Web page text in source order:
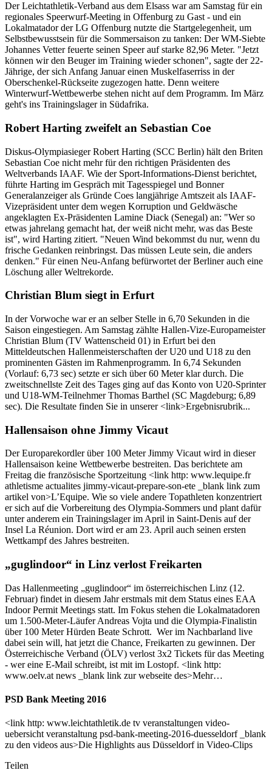
Der Leichtathletik-Verband aus dem Elsass war am Samstag für ein
regionales Speerwurf-Meeting in Offenburg zu Gast - und ein
Lokalmatador der LG Offenburg nutzte die Startgelegenheit, um
Selbstbewusstsein für die Sommersaison zu tanken: Der WM-Siebte
Johannes Vetter feuerte seinen Speer auf starke 82,96 Meter. "Jetzt
können wir den Beuger im Training wieder schonen", sagte der 22-
Jährige, der sich Anfang Januar einen Muskelfaserriss in der
Oberschenkel-Rückseite zugezogen hatte. Denn weitere
Winterwurf-Wettbewerbe stehen nicht auf dem Programm. Im März
geht's ins Trainingslager in Südafrika.
Robert Harting zweifelt an Sebastian Coe
Diskus-Olympiasieger Robert Harting (SCC Berlin) hält den Briten
Sebastian Coe nicht mehr für den richtigen Präsidenten des
Weltverbands IAAF. Wie der Sport-Informations-Dienst berichtet,
führte Harting im Gespräch mit Tagesspiegel und Bonner
Generalanzeiger als Gründe Coes langjährige Amtszeit als IAAF-
Vizepräsident unter dem wegen Korruption und Geldwäsche
angeklagten Ex-Präsidenten Lamine Diack (Senegal) an: "Wer so
etwas jahrelang gemacht hat, der weiß nicht mehr, was das Beste
ist", wird Harting zitiert. "Neuen Wind bekommst du nur, wenn du
frische Gedanken reinbringst. Das müssen Leute sein, die anders
denken." Für einen Neu-Anfang befürwortet der Berliner auch eine
Löschung aller Weltrekorde.
Christian Blum siegt in Erfurt
In der Vorwoche war er an selber Stelle in 6,70 Sekunden in die
Saison eingestiegen. Am Samstag zählte Hallen-Vize-Europameister
Christian Blum (TV Wattenscheid 01) in Erfurt bei den
Mitteldeutschen Hallenmeisterschaften der U20 und U18 zu den
prominenten Gästen im Rahmenprogramm. In 6,74 Sekunden
(Vorlauf: 6,73 sec) setzte er sich über 60 Meter klar durch. Die
zweitschnellste Zeit des Tages ging auf das Konto von U20-Sprinter
und U18-WM-Teilnehmer Thomas Barthel (SC Magdeburg; 6,89
sec). Die Resultate finden Sie in unserer <link>Ergebnisrubrik...
Hallensaison ohne Jimmy Vicaut
Der Europarekordler über 100 Meter Jimmy Vicaut wird in dieser
Hallensaison keine Wettbewerbe bestreiten. Das berichtete am
Freitag die französische Sportzeitung <link http: www.lequipe.fr
athletisme actualites jimmy-vicaut-prepare-son-ete _blank link zum
artikel von>L’Equipe. Wie so viele andere Topathleten konzentriert
er sich auf die Vorbereitung des Olympia-Sommers und plant dafür
unter anderem ein Trainingslager im April in Saint-Denis auf der
Insel La Réunion. Dort wird er am 23. April auch seinen ersten
Wettkampf des Jahres bestreiten.
„guglindoor“ in Linz verlost Freikarten
Das Hallenmeeting „guglindoor“ im österreichischen Linz (12.
Februar) findet in diesem Jahr erstmals mit dem Status eines EAA
Indoor Permit Meetings statt. Im Fokus stehen die Lokalmatadoren
um 1.500-Meter-Läufer Andreas Vojta und die Olympia-Finalistin
über 100 Meter Hürden Beate Schrott. Wer im Nachbarland live
dabei sein will, hat jetzt die Chance, Freikarten zu gewinnen. Der
Österreichische Verband (ÖLV) verlost 3x2 Tickets für das Meeting
- wer eine E-Mail schreibt, ist mit im Lostopf. <link http:
www.oelv.at news _blank link zur webseite des>Mehr…
PSD Bank Meeting 2016
<link http: www.leichtathletik.de tv veranstaltungen video-
uebersicht veranstaltung psd-bank-meeting-2016-duesseldorf _blank
zu den videos aus>Die Highlights aus Düsseldorf in Video-Clips
Teilen